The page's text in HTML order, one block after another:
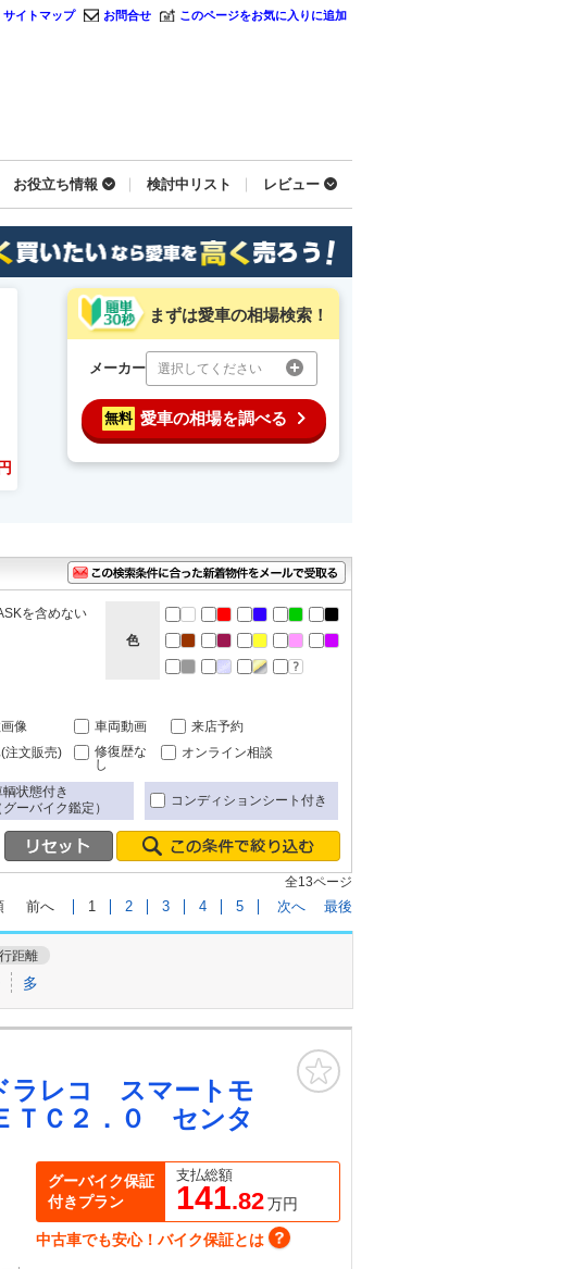
サイトマップ お問合せ このページをお気に入りに追加
お役立ち情報 検討中リスト レビュー
まずは愛車の相場検索！
メーカー 選択してください
無料 愛車の相場を調べる
を含めない
色
像 車両動画
来店予約
注文販売)
修復歴な
し
オンライン相談
輌状態付き
グーバイク鑑定）
コンディションシート付き
全13ページ
前へ 1 2 3 4 5 次へ 最後
距離
多
ラレコ スマートモ
Ｃ２．０ センタ
グーバイク保証
付きプラン
支払総額
141.82万円
中古車でも安心！バイク保証とは